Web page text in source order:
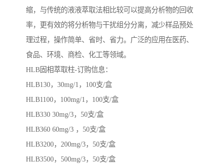
缩，与传统的液液萃取法相比较可以提高分析物的回收
率，更有效的将分析物与干扰组分分离，减少样品预处
理过程，操作简单、省时、省力。广泛的应用在医药、
食品、环境、商检、化工等领域。
HLB固相萃取柱-订购信息：
HLB130，30mg/1，100支/盒
HLB1100，100mg/1，100支/盒
HLB330 30mg/3，50支/盒
HLB360 60mg/3 ，50支/盒
HLB3200，200mg/3，50支/盒
HLB3500，500mg/3，50支/盒